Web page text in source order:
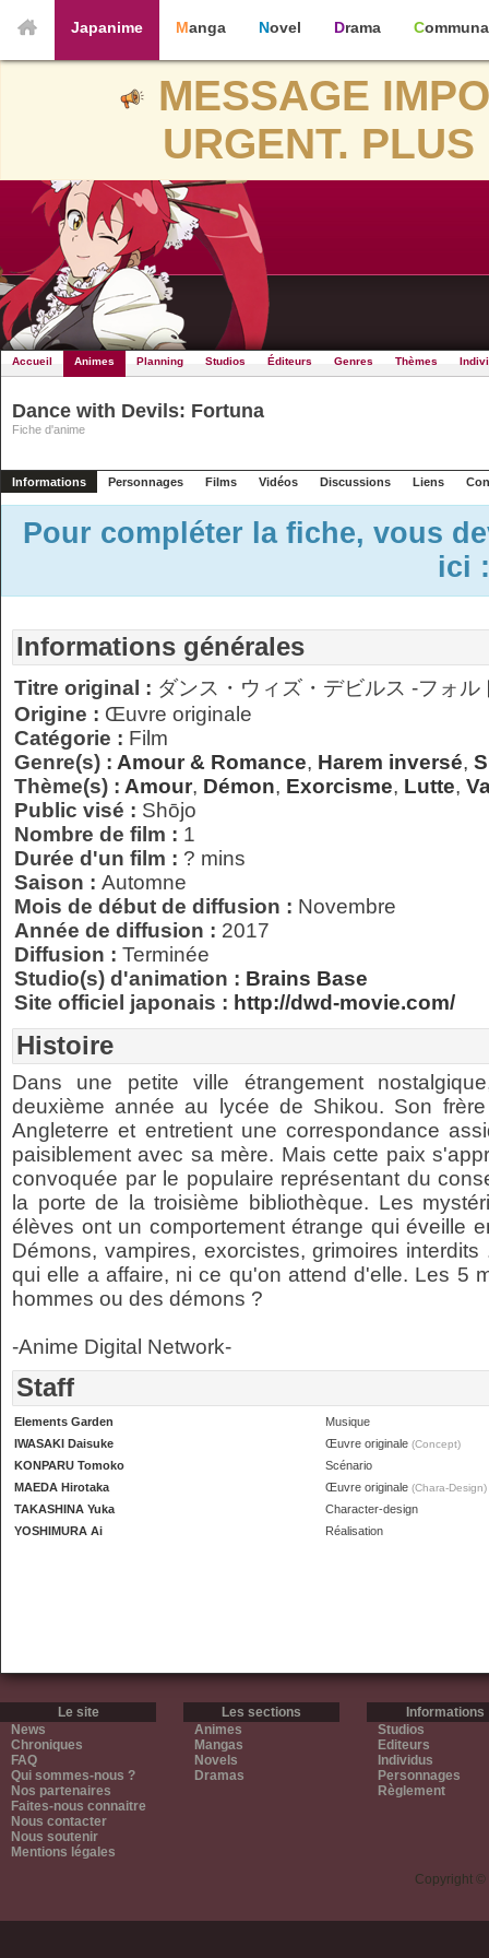
Japanime Manga Novel Drama
MESSAGE
URGENT.
Accueil Animes Planning Studios Éditeurs Genres Thèmes
Dance with Devils: Fortuna
Fiche d'anime
Informations Personnages Films Vidéos Discussions Liens
Pour compléter la fiche, vous
ici
Informations générales
Titre original : ダンス・ウィズ・デビルス -フォル
Origine : Œuvre originale
Catégorie : Film
Genre(s) : Amour & Romance, Harem inversé,
Thème(s) : Amour, Démon, Exorcisme, Lutte,
Public visé : Shōjo
Nombre de film : 1
Durée d'un film : ? mins
Saison : Automne
Mois de début de diffusion : Novembre
Année de diffusion : 2017
Diffusion : Terminée
Studio(s) d'animation : Brains Base
Site officiel japonais : http://dwd-movie.com/
Histoire
Dans une petite ville étrangement
deuxième année au lycée de Shikou. Son
Angleterre et entretient une correspondance
paisiblement avec sa mère. Mais cette paix
convoquée par le populaire représentant du
la porte de la troisième bibliothèque. Les
élèves ont un comportement étrange qui éveille
Démons, vampires, exorcistes, grimoires
qui elle a affaire, ni ce qu'on attend d'elle. Les 5
hommes ou des démons ?
-Anime Digital Network-
Staff
Elements Garden
Musique
IWASAKI Daisuke
Œuvre originale (Concept)
KONPARU Tomoko
Scénario
MAEDA Hirotaka
Œuvre originale (Chara-Design)
TAKASHINA Yuka
Character-design
YOSHIMURA Ai
Réalisation
Le site
News
Chroniques
FAQ
Qui sommes-nous ?
Nos partenaires
Faites-nous connaitre
Nous contacter
Nous soutenir
Mentions légales
Les sections
Animes
Mangas
Novels
Dramas
Informations
Studios
Editeurs
Individus
Personnages
Règlement
Copyright ©